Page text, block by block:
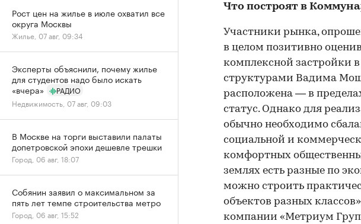
Что построят в
Участники рынка,
в целом позитивно
комплексной застройки
структурами Вадима
расположена — в
статус. Однако для
обычно необходимо
социальной и
комфортных
землях есть разные по
можно строить
объектов разных
компании «Метриум
Рост цен на жилье в июле охватил все
округа Москвы
Жилье, 07 авг, 09:34
Эксперты объяснили, почему жилье
для студентов надо было искать
«вчера»
РАДИО
Недвижимость, 07 авг, 09:03
В Москве на торги выставили палаты
допетровской эпохи дешевле трешки
Город, 06 авг, 18:07
Собянин заявил о максимальном за
пять лет темпе строительства метро
Город, 06 авг, 15:52